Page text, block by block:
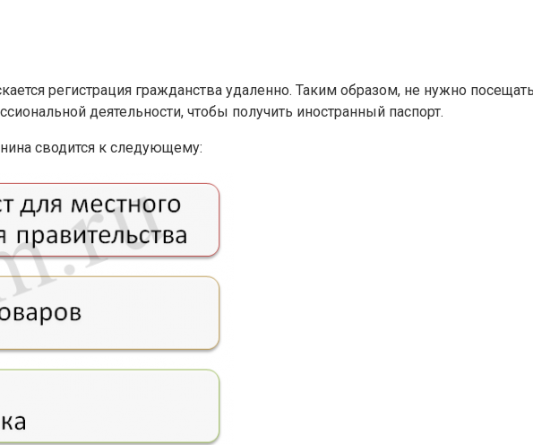
регистрация гражданства удаленно. Таким образом, не нужно
деятельности, чтобы получить иностранный паспорт.
сводится к следующему: